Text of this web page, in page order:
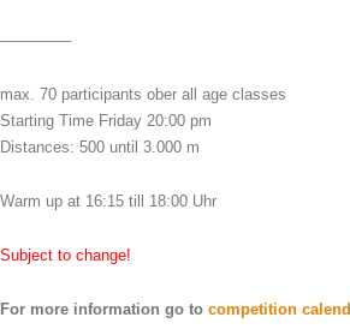
————–
max. 70 participants ober all age classes
Starting Time Friday 20:00 pm
Distances: 500 until 3.000 m
Warm up at 16:15 till 18:00 Uhr
Subject to change!
For more information go to competition